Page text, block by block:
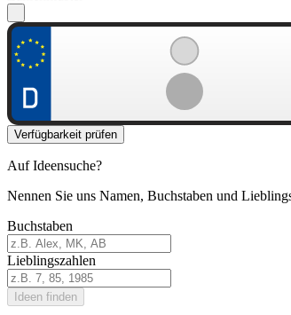
Verfügbarkeit prüfen
Auf Ideensuche?
Nennen Sie uns Namen, Buchstaben und
Buchstaben
Lieblingszahlen
Ideen finden